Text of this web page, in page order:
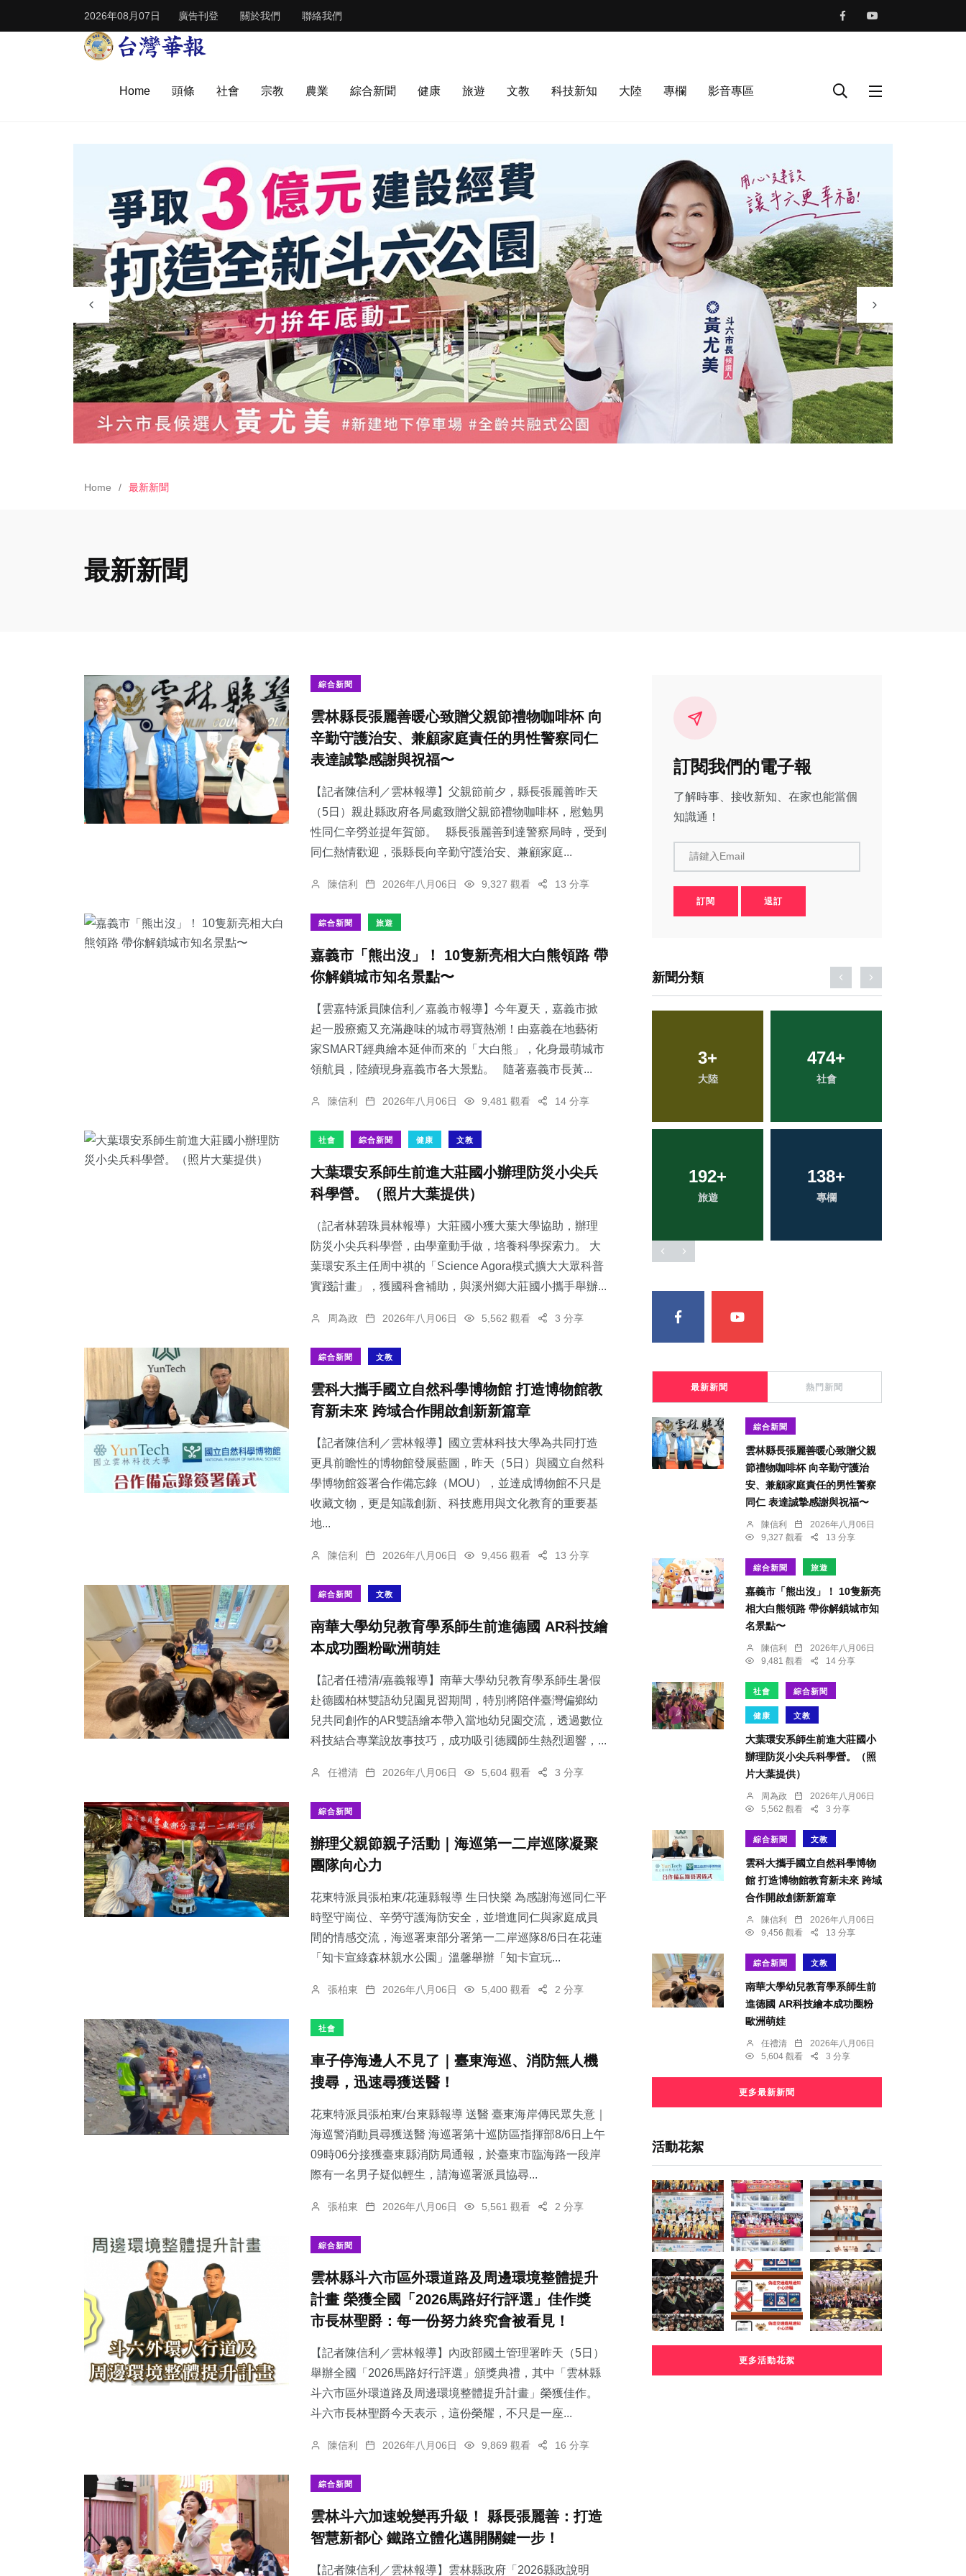
2026年08月07日 廣告刊登 關於我們 聯絡我們
Home 頭條 社會 宗教 農業 綜合新聞 健康 旅遊 文教 科技新知 大陸 專欄 影音專區
Home 最新新聞
最新新聞
綜合新聞
雲林縣長張麗善暖心致贈父親節禮物咖啡杯 向
辛勤守護治安、兼顧家庭責任的男性警察同仁
表達誠摯感謝與祝福〜
【記者陳信利／雲林報導】父親節前夕，縣長張麗善昨天
（5日）親赴縣政府各局處致贈父親節禮物咖啡杯，慰勉男
性同仁辛勞並提年賀節。 縣長張麗善到達警察局時，受到
同仁熱情歡迎，張縣長向辛勤守護治安、兼顧家庭...
陳信利 2026年八月06日 9,327 觀看 13 分享
綜合新聞 旅遊
嘉義市「熊出沒」！ 10隻新亮相大白熊領路 帶
你解鎖城市知名景點〜
【雲嘉特派員陳信利／嘉義市報導】今年夏天，嘉義市掀
起一股療癒又充滿趣味的城市尋寶熱潮！由嘉義在地藝術
家SMART經典繪本延伸而來的「大白熊」，化身最萌城市
領航員，陸續現身嘉義市各大景點。 隨著嘉義市長黃...
陳信利 2026年八月06日 9,481 觀看 14 分享
社會 綜合新聞 健康 文教
大葉環安系師生前進大莊國小辦理防災小尖兵
科學營。（照片大葉提供）
（記者林碧珠員林報導）大莊國小獲大葉大學協助，辦理
防災小尖兵科學營，由學童動手做，培養科學探索力。 大
葉環安系主任周中祺的「Science Agora模式擴大大眾科普
實踐計畫」，獲國科會補助，與溪州鄉大莊國小攜手舉辦...
周為政 2026年八月06日 5,562 觀看 3 分享
綜合新聞 文教
雲科大攜手國立自然科學博物館 打造博物館教
育新未來 跨域合作開啟創新新篇章
【記者陳信利／雲林報導】國立雲林科技大學為共同打造
更具前瞻性的博物館發展藍圖，昨天（5日）與國立自然科
學博物館簽署合作備忘錄（MOU），並達成博物館不只是
收藏文物，更是知識創新、科技應用與文化教育的重要基
地...
陳信利 2026年八月06日 9,456 觀看 13 分享
綜合新聞 文教
南華大學幼兒教育學系師生前進德國 AR科技繪
本成功圈粉歐洲萌娃
【記者任禮清/嘉義報導】南華大學幼兒教育學系師生暑假
赴德國柏林雙語幼兒園見習期間，特別將陪伴臺灣偏鄉幼
兒共同創作的AR雙語繪本帶入當地幼兒園交流，透過數位
科技結合專業說故事技巧，成功吸引德國師生熱烈迴響，...
任禮清 2026年八月06日 5,604 觀看 3 分享
綜合新聞
辦理父親節親子活動｜海巡第一二岸巡隊凝聚
團隊向心力
花東特派員張柏東/花蓮縣報導 生日快樂 為感謝海巡同仁平
時堅守崗位、辛勞守護海防安全，並增進同仁與家庭成員
間的情感交流，海巡署東部分署第一二岸巡隊8/6日在花蓮
「知卡宣綠森林親水公園」溫馨舉辦「知卡宣玩...
張柏東 2026年八月06日 5,400 觀看 2 分享
社會
車子停海邊人不見了｜臺東海巡、消防無人機
搜尋，迅速尋獲送醫！
花東特派員張柏東/台東縣報導 送醫 臺東海岸傳民眾失意｜
海巡警消動員尋獲送醫 海巡署第十巡防區指揮部8/6日上午
09時06分接獲臺東縣消防局通報，於臺東市臨海路一段岸
際有一名男子疑似輕生，請海巡署派員協尋...
張柏東 2026年八月06日 5,561 觀看 2 分享
綜合新聞
雲林縣斗六市區外環道路及周邊環境整體提升
計畫 榮獲全國「2026馬路好行評選」佳作獎
市長林聖爵：每一份努力終究會被看見！
【記者陳信利／雲林報導】內政部國土管理署昨天（5日）
舉辦全國「2026馬路好行評選」頒獎典禮，其中「雲林縣
斗六市區外環道路及周邊環境整體提升計畫」榮獲佳作。
斗六市長林聖爵今天表示，這份榮耀，不只是一座...
陳信利 2026年八月06日 9,869 觀看 16 分享
綜合新聞
雲林斗六加速蛻變再升級！ 縣長張麗善：打造
智慧新都心 鐵路立體化邁開關鍵一步！
【記者陳信利／雲林報導】雲林縣政府「2026縣政說明
訂閱我們的電子報
了解時事、接收新知、在家也能當個
知識通！
請鍵入Email
訂閱 退訂
新聞分類
41+
科技新知
+
大陸
474
192+
旅遊
138
252
健康
88+
農業
78+
宗教
841+
綜合新聞
最新新聞 熱門新聞
綜合新聞
雲林縣長張麗善暖心致贈父親
節禮物咖啡杯 向辛勤守護治
安、兼顧家庭責任的男性警察
同仁 表達誠摯感謝與祝福〜
陳信利
2026年八月06日
9,327 觀看
13 分享
綜合新聞 旅遊
嘉義市「熊出沒」！ 10隻新亮
相大白熊領路 帶你解鎖城市知
名景點〜
陳信利
2026年八月06日
9,481 觀看
14 分享
社會 綜合新聞
健康 文教
大葉環安系師生前進大莊國小
辦理防災小尖兵科學營。（照
片大葉提供）
周為政
2026年八月06日
5,562 觀看
3 分享
綜合新聞 文教
雲科大攜手國立自然科學博物
館 打造博物館教育新未來 跨域
合作開啟創新新篇章
陳信利
2026年八月06日
9,456 觀看
13 分享
綜合新聞 文教
南華大學幼兒教育學系師生前
進德國 AR科技繪本成功圈粉
歐洲萌娃
任禮清
2026年八月06日
5,604 觀看
3 分享
更多最新新聞
活動花絮
更多活動花絮